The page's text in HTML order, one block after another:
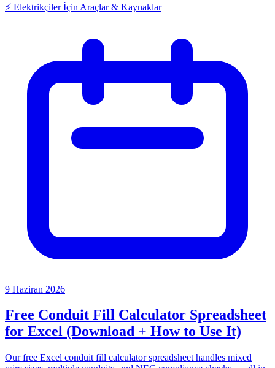
⚡ Elektrikçiler İçin Araçlar & Kaynaklar
9 Haziran 2026
Free Conduit Fill Calculator Spreadsheet
for Excel (Download + How to Use It)
Our free Excel conduit fill calculator spreadsheet handles mixed